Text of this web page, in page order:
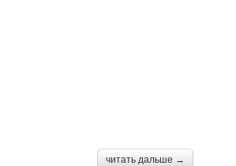
читать дальше →